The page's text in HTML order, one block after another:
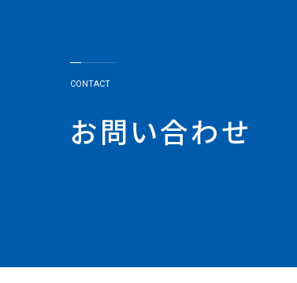
CONTACT
お問い合わせ